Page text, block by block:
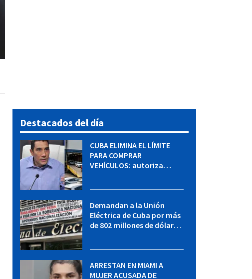
Destacados del día
CUBA ELIMINA EL LÍMITE
PARA COMPRAR
VEHÍCULOS: autoriza
Demandan a la Unión
Eléctrica de Cuba por más
de 802 millones de dólares
ARRESTAN EN MIAMI A
MUJER ACUSADA DE